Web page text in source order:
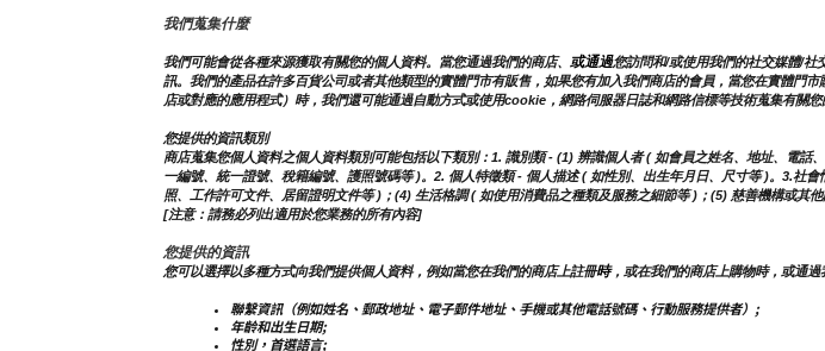
我們蒐集什麼
我們可能會從各種來源獲取有關您的個人資料。當您通過我們的商店、 或通過您訪問和/或使用我們的社交媒體/
訊。我們的產品在許多百貨公司或者其他類型的實體門市有販售，如果您有加入我們商店的會員，當您在實體門
店或對應的應用程式）時，我們還可能通過自動方式或使用cookie，網路伺服器日誌和網路信標等技術蒐集有關您
您提供的資訊類別
商店蒐集您個人資料之個人資料類別可能包括以下類別：1. 識別類 - (1) 辨識個人者 ( 如會員之姓名、地址、電
一編號、統一證號、稅籍編號、護照號碼等 )。2. 個人特徵類 - 個人描述 ( 如性別、出生年月日、尺寸等 )。3.社
照、工作許可文件、居留證明文件等 )；(4) 生活格調 ( 如使用消費品之種類及服務之細節等 )；(5) 慈善機構或其
[注意：請務必列出適用於您業務的所有內容]
您提供的資訊
您可以選擇以多種方式向我們提供個人資料，例如當您在我們的商店上註冊時，或在我們的商店上購物時，或通
聯繫資訊（例如姓名、郵政地址、電子郵件地址、手機或其他電話號碼、行動服務提供者）;
年齡和出生日期;
性別，首選語言;